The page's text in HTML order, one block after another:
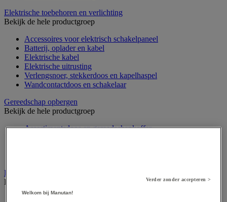
Elektrische toebehoren en verlichting
Bekijk de hele productgroep
Accessoires voor elektrisch schakelpaneel
Batterij, oplader en kabel
Elektrische kabel
Elektrische uitrusting
Verlengsnoer, stekkerdoos en kapelhaspel
Wandcontactdoos en schakelaar
Gereedschap opbergen
Bekijk de hele productgroep
Assortimentsdoos en gereedschapkoffer
Handgereedschap
Bekijk de hele productgroep
Verder zonder accepteren >
Welkom bij Manutan!